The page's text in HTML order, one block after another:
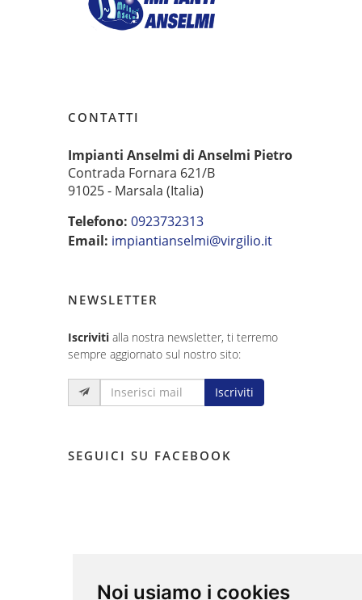
Noi usiamo i cookies
CONTATTI
Impianti Anselmi di Anselmi Pietro
Contrada Fornara 621/B
91025 - Marsala (Italia)
Telefono: 0923732313
Email: impiantianselmi@virgilio.it
NEWSLETTER
Iscriviti alla nostra newsletter, ti terremo
sempre aggiornato sul nostro sito:
Iscriviti
SEGUICI SU FACEBOOK